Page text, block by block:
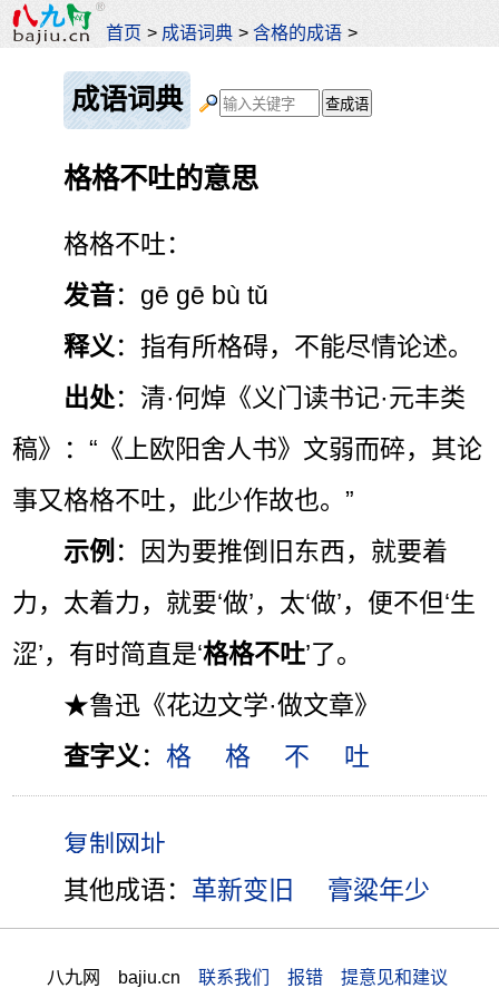
首页 > 成语词典 >含格的成语 >
成语词典
格格不吐的意思
格格不吐：
发音：gē gē bù tǔ
释义 ：指有所格碍，不能尽情论述。
出处：清·何焯《义门读书记·元丰类
稿》：“《上欧阳舍人书》文弱而碎，其论
事又格格不吐，此少作故也。”
示例 ：因为要推倒旧东西，就要着
力，太着力，就要‘做’，太‘做’，便不但‘生
涩’，有时简直是‘格格不吐’了。
★鲁迅《花边文学·做文章》
查字义 ：格 格 不 吐
其他成语： 革新变旧 膏粱年少
八九网 bajiu.cn 联系我们 报错 提意见和建议